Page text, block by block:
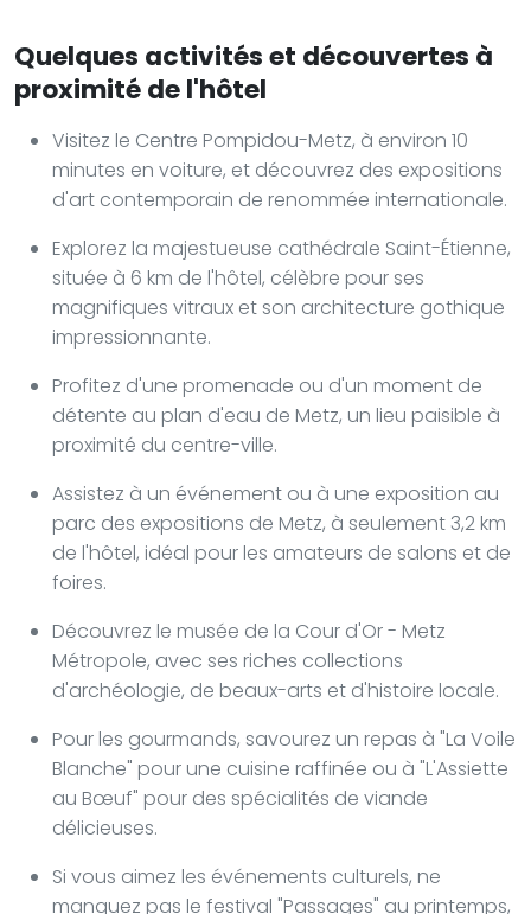
Quelques activités et découvertes à
proximité de l'hôtel
Visitez le Centre Pompidou-Metz, à environ 10
minutes en voiture, et découvrez des expositions
d'art contemporain de renommée internationale.
Explorez la majestueuse cathédrale Saint-Étienne,
située à 6 km de l'hôtel, célèbre pour ses
magnifiques vitraux et son architecture gothique
impressionnante.
Profitez d'une promenade ou d'un moment de
détente au plan d'eau de Metz, un lieu paisible à
proximité du centre-ville.
Assistez à un événement ou à une exposition au
parc des expositions de Metz, à seulement 3,2 km
de l'hôtel, idéal pour les amateurs de salons et de
foires.
Découvrez le musée de la Cour d'Or - Metz
Métropole, avec ses riches collections
d'archéologie, de beaux-arts et d'histoire locale.
Pour les gourmands, savourez un repas à "La Voile
Blanche" pour une cuisine raffinée ou à "L'Assiette
au Bœuf" pour des spécialités de viande
délicieuses.
Si vous aimez les événements culturels, ne
manquez pas le festival "Passages" au printemps,